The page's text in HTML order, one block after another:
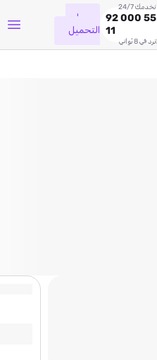
نخدمك 24/7
92 000 55
11
نرد في 8 ثواني
جاري
التحميل